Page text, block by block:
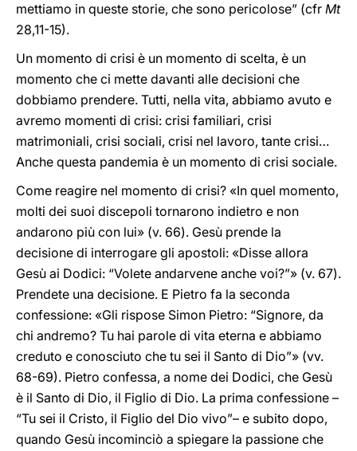
mettiamo in queste storie, che sono pericolose” (cfr Mt
28,11-15).
Un momento di crisi è un momento di scelta, è un
momento che ci mette davanti alle decisioni che
dobbiamo prendere. Tutti, nella vita, abbiamo avuto e
avremo momenti di crisi: crisi familiari, crisi
matrimoniali, crisi sociali, crisi nel lavoro, tante crisi…
Anche questa pandemia è un momento di crisi sociale.
Come reagire nel momento di crisi? «In quel momento,
molti dei suoi discepoli tornarono indietro e non
andarono più con lui» (v. 66). Gesù prende la
decisione di interrogare gli apostoli: «Disse allora
Gesù ai Dodici: “Volete andarvene anche voi?”» (v. 67).
Prendete una decisione. E Pietro fa la seconda
confessione: «Gli rispose Simon Pietro: “Signore, da
chi andremo? Tu hai parole di vita eterna e abbiamo
creduto e conosciuto che tu sei il Santo di Dio”» (vv.
68-69). Pietro confessa, a nome dei Dodici, che Gesù
è il Santo di Dio, il Figlio di Dio. La prima confessione –
“Tu sei il Cristo, il Figlio del Dio vivo”– e subito dopo,
quando Gesù incominciò a spiegare la passione che